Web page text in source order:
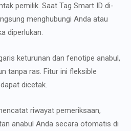
pemilik. Saat Tag Smart ID di-
menghubungi Anda atau
diperlukan.
keturunan dan fenotipe anabul,
tanpa ras. Fitur ini fleksible
dicetak.
riwayat pemeriksaan,
anabul Anda secara otomatis di